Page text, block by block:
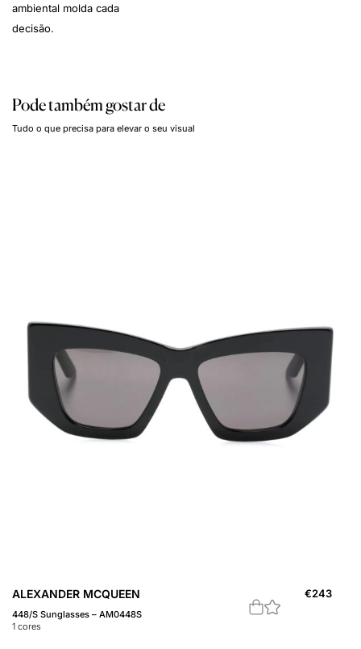
ambiental molda cada
decisão.
Pode também gostar de
Tudo o que precisa para elevar o seu visual
ALEXANDER MCQUEEN
448/S Sunglasses – AM0448S
1 cores
€243